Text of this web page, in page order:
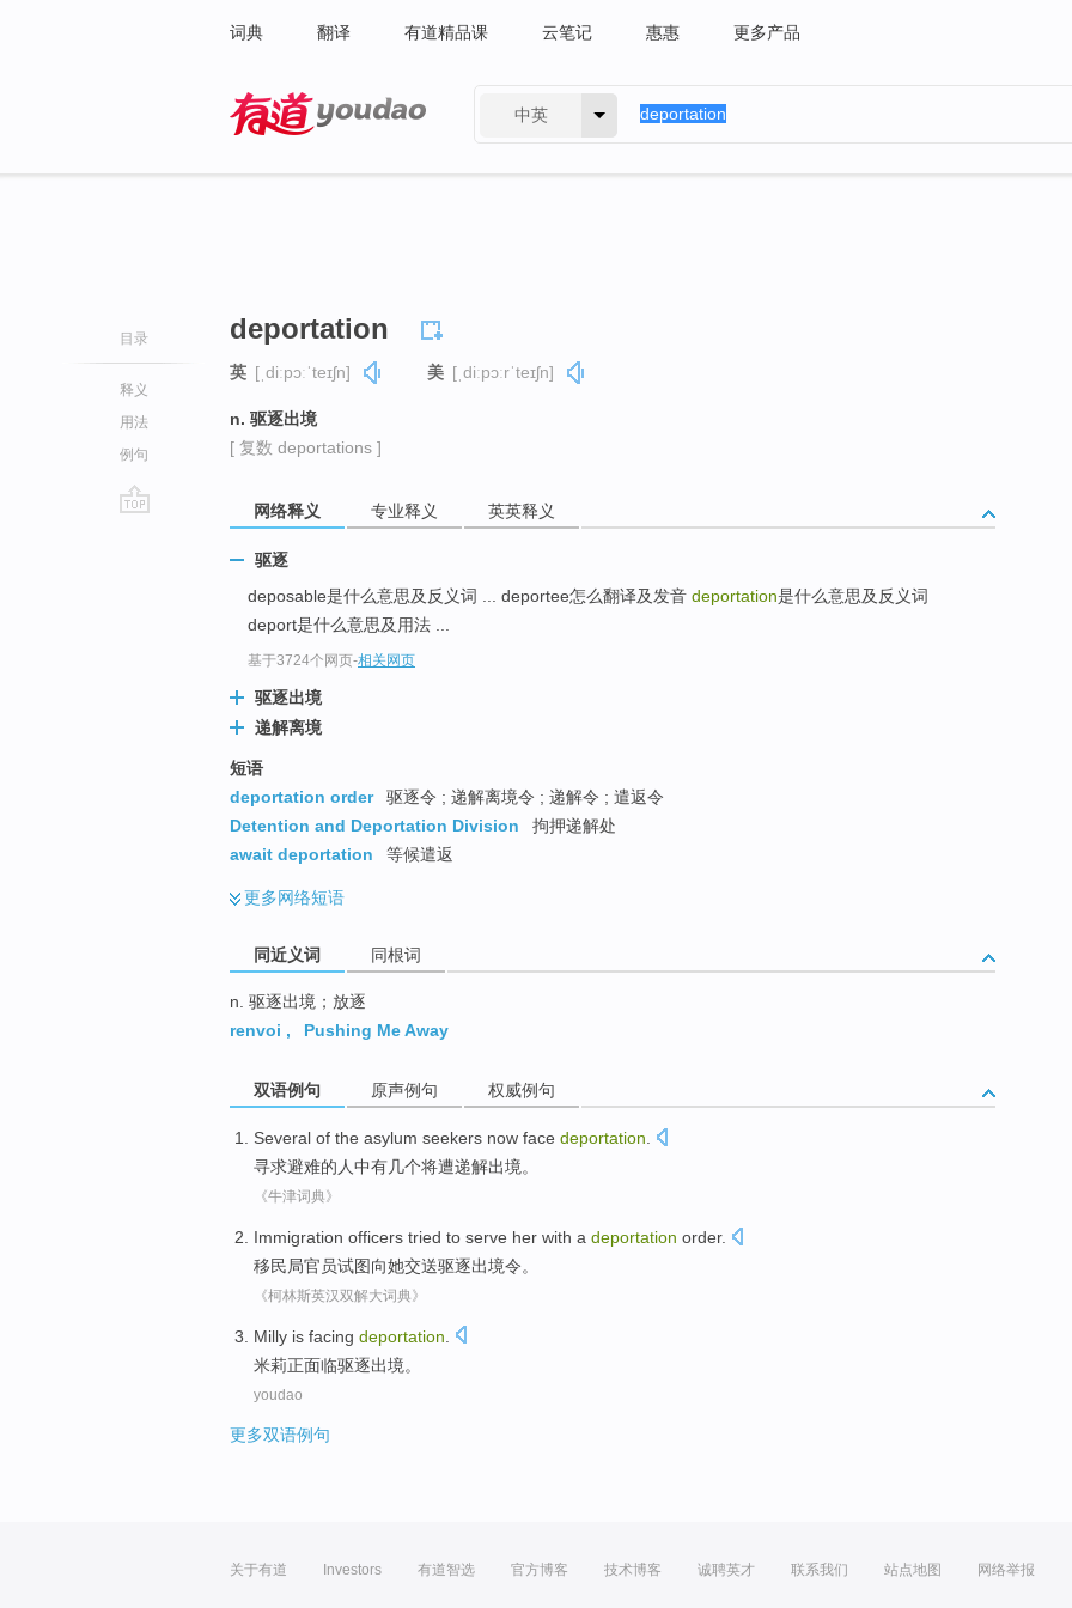
词典 翻译 有道精品课 云笔记 惠惠 更多产品
中英
目录
释义
用法
例句
deportation
英 [ˌdiːpɔːˈteɪʃn] 美 [ˌdiːpɔːrˈteɪʃn]
n. 驱逐出境
[ 复数 deportations ]
网络释义 专业释义 英英释义
驱逐
deposable是什么意思及反义词 ... deportee怎么翻译及发音 deportation是什么意思及反义词
deport是什么意思及用法 ...
基于3724个网页-相关网页
驱逐出境
递解离境
短语
deportation order
驱逐令 ; 递解离境令 ; 递解令 ; 遣返令
Detention and Deportation Division
拘押递解处
await deportation
等候遣返
更多网络短语
同近义词 同根词
n. 驱逐出境；放逐
renvoi , Pushing Me Away
双语例句 原声例句 权威例句
Several of the asylum seekers now face deportation
寻求避难的 人中有几个将遭递解出境。
《牛津词典》
Immigration officers tried to serve her with a deportation order.
移民局官员试图向她交送驱逐出境令。
《柯林斯英汉双解大词典》
Milly is facing deportation
米莉正面临驱逐出境。
youdao
更多双语例句
关于有道 Investors 有道智选 官方博客 技术博客 诚聘英才 联系我们 站点地图 网络举报